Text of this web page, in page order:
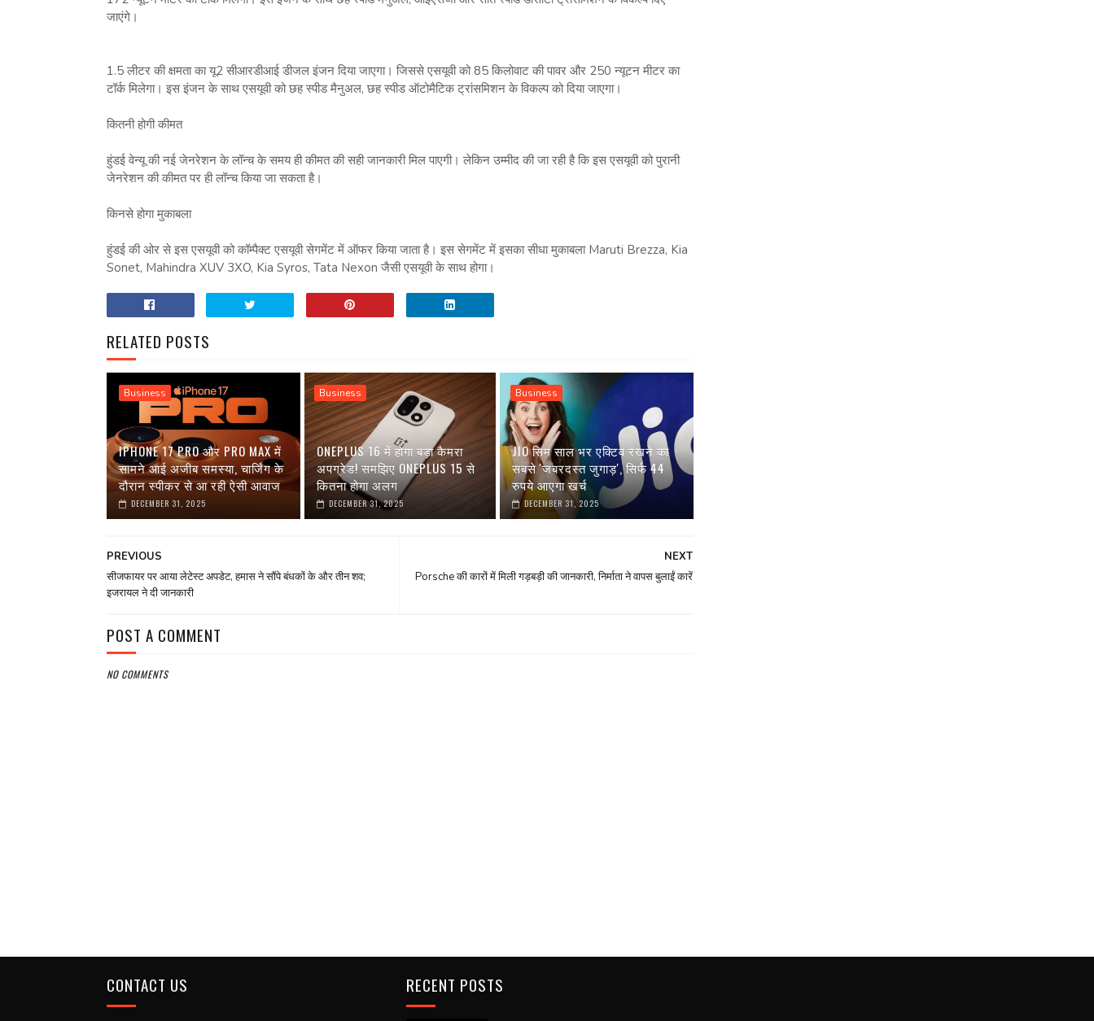
जाएंगे।
1.5 लीटर की क्षमता का यू2 सीआरडीआई डीजल इंजन दिया जाएगा। जिससे एसयूवी को 85 किलोवाट की पावर और 250 न्‍यूटन मीटर का
टॉर्क मिलेगा। इस इंजन के साथ एसयूवी को छह स्‍पीड मैनुअल, छह स्‍पीड ऑटोमैटिक ट्रांसमिशन के विकल्‍प को दिया जाएगा।
कितनी होगी कीमत
हुंडई वेन्‍यू की नई जेनरेशन के लॉन्‍च के समय ही कीमत की सही जानकारी मिल पाएगी। लेकिन उम्‍मीद की जा रही है कि इस एसयूवी को पुरानी
जेनरेशन की कीमत पर ही लॉन्‍च किया जा सकता है।
किनसे होगा मुकाबला
हुंडई की ओर से इस एसयूवी को कॉम्‍पैक्‍ट एसयूवी सेगमेंट में ऑफर किया जाता है। इस सेगमेंट में इसका सीधा मुकाबला Maruti Brezza, Kia
Sonet, Mahindra XUV 3XO, Kia Syros, Tata Nexon जैसी एसयूवी के साथ होगा।
RELATED POSTS
Business
IPHONE 17 PRO और PRO MAX में
सामने आई अजीब समस्या, चार्जिंग के
दौरान स्पीकर से आ रही ऐसी आवाज
DECEMBER 31, 2025
Business
ONEPLUS 16 में होगा बड़ा कैमरा
अपग्रेड! समझिए ONEPLUS 15 से
कितना होगा अलग
DECEMBER 31, 2025
Business
JIO सिम साल भर एक्टिव रखने का
सबसे 'जबरदस्त जुगाड़', सिर्फ 44
रुपये आएगा खर्च
DECEMBER 31, 2025
NEXT
Porsche की कारों में मिली गड़बड़ी की जानकारी, निर्माता ने वापस बुलाईं कारें
PREVIOUS
सीजफायर पर आया लेटेस्ट अपडेट, हमास ने सौंपे बंधकों के और तीन शव;
इजरायल ने दी जानकारी
POST A COMMENT
NO COMMENTS
CONTACT US RECENT POSTS